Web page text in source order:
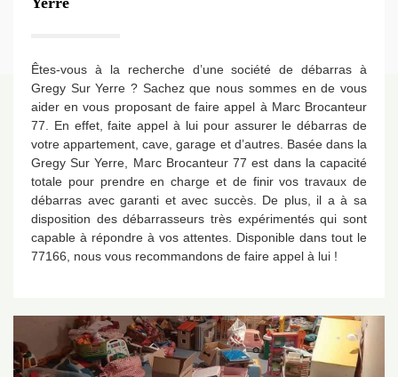
Êtes-vous à la recherche d’une société de débarras à
Gregy Sur Yerre ? Sachez que nous sommes en de vous
aider en vous proposant de faire appel à Marc Brocanteur
77. En effet, faite appel à lui pour assurer le débarras de
votre appartement, cave, garage et d’autres. Basée dans la
Gregy Sur Yerre, Marc Brocanteur 77 est dans la capacité
totale pour prendre en charge et de finir vos travaux de
débarras avec garanti et avec succès. De plus, il a à sa
disposition des débarrasseurs très expérimentés qui sont
capable à répondre à vos attentes. Disponible dans tout le
77166, nous vous recommandons de faire appel à lui !